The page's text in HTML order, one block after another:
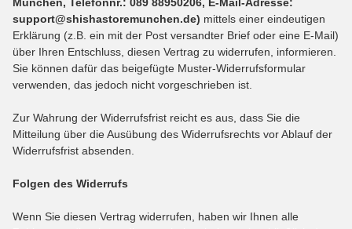
support@shishastoremunchen.de) mittels einer eindeutigen
Erklärung (z.B. ein mit der Post versandter Brief oder eine E-Mail)
über Ihren Entschluss, diesen Vertrag zu widerrufen, informieren.
Sie können dafür das beigefügte Muster-Widerrufsformular
verwenden, das jedoch nicht vorgeschrieben ist.
Zur Wahrung der Widerrufsfrist reicht es aus, dass Sie die
Mitteilung über die Ausübung des Widerrufsrechts vor Ablauf der
Widerrufsfrist absenden.
Folgen des Widerrufs
Wenn Sie diesen Vertrag widerrufen, haben wir Ihnen alle